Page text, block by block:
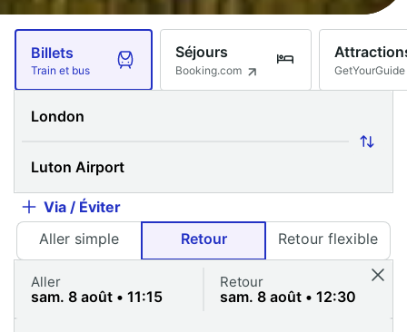
Billets
Train et bus
Séjours
Booking.com GetYourGuide
Via / Éviter
Aller simple
Retour Retour flexible
Aller Retour